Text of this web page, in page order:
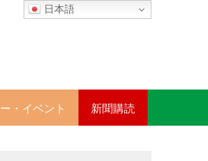
日本語
・イベント 新聞購読